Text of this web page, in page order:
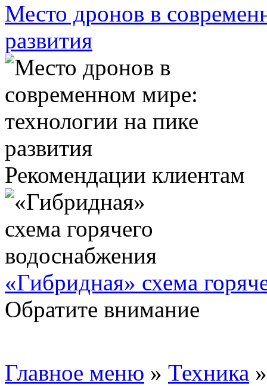
Место дронов в
развития
Рекомендации клиентам
«Гибридная» схема
Обратите внимание
Главное меню » Техника